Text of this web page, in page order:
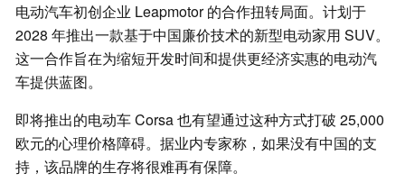
电动汽车初创企业 Leapmotor 的合作扭转局面。计划于
2028 年推出一款基于中国廉价技术的新型电动家用 SUV。
这一合作旨在为缩短开发时间和提供更经济实惠的电动汽
车提供蓝图。
即将推出的电动车 Corsa 也有望通过这种方式打破 25,000
欧元的心理价格障碍。据业内专家称，如果没有中国的支
持，该品牌的生存将很难再有保障。